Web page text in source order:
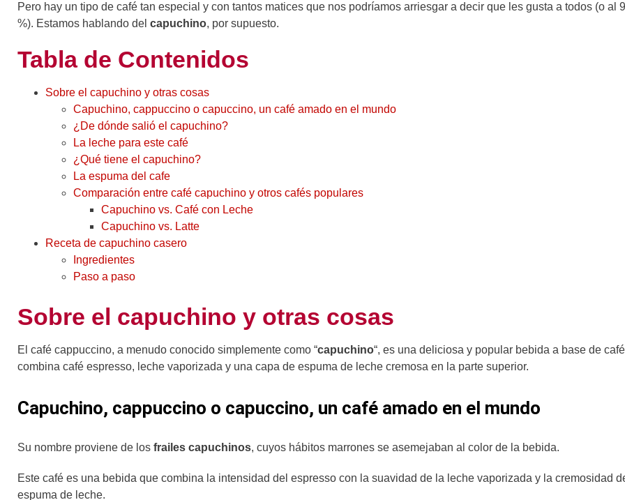
Pero hay un tipo de café tan especial y con tantos matices que nos podríamos arriesgar a decir que les gusta a todos (o al
%). Estamos hablando del capuchino, por supuesto.
Tabla de Contenidos
Sobre el capuchino y otras cosas
Capuchino, cappuccino o capuccino, un café amado en el mundo
¿De dónde salió el capuchino?
La leche para este café
¿Qué tiene el capuchino?
La espuma del cafe
Comparación entre café capuchino y otros cafés populares
Capuchino vs. Café con Leche
Capuchino vs. Latte
Receta de capuchino casero
Ingredientes
Paso a paso
Sobre el capuchino y otras cosas
El café cappuccino, a menudo conocido simplemente como “capuchino“, es una deliciosa y popular bebida a base de
combina café espresso, leche vaporizada y una capa de espuma de leche cremosa en la parte superior.
Capuchino, cappuccino o capuccino, un café amado en el mundo
Su nombre proviene de los frailes capuchinos, cuyos hábitos marrones se asemejaban al color de la bebida.
Este café es una bebida que combina la intensidad del espresso con la suavidad de la leche vaporizada y la cremosidad
espuma de leche.